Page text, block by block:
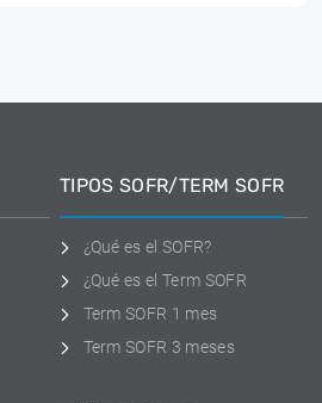
TIPOS SOFR/TERM SOFR
¿Qué es el SOFR?
¿Qué es el Term SOFR
Term SOFR 1 mes
Term SOFR 3 meses